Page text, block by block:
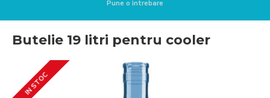
Pune o intrebare
Butelie 19 litri pentru cooler
IN STOC